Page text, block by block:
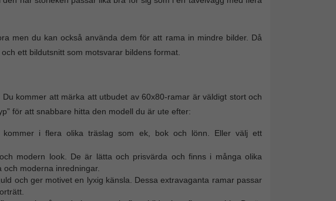
men du kan också använda dem för att rama in mindre bilder. Då
ett bildutsnitt som motsvarar bildens format.
kommer att märka att utbudet av 60x80-ramar är väldigt stort och
för att snabbare hitta den modell du är ute efter:
i flera olika träslag som ek, bok och lönn. Eller välj ett
modern look. De är lätta och prisvärda och finns i många olika
moderna inredningar.
och ger motivet en lyxig känsla. Dessa extravaganta ramar passar